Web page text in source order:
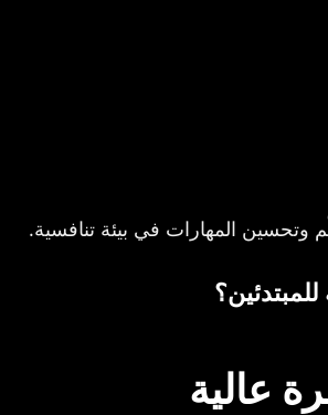
وتحسين المهارات في بيئة تنافسية.